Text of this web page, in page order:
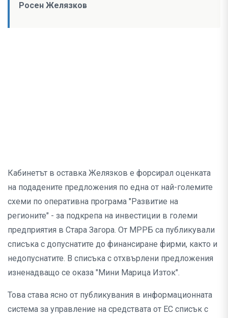
Росен Желязков
Кабинетът в оставка Желязков е форсирал оценката
на подадените предложения по една от най-големите
схеми по оперативна програма "Развитие на
регионите" - за подкрепа на инвестиции в големи
предприятия в Стара Загора. От МРРБ са публикували
списъка с допуснатите до финансиране фирми, както и
недопуснатите. В списъка с отхвърлени предложения
изненадващо се оказа "Мини Марица Изток".
Това става ясно от публикувания в информационната
система за управление на средствата от ЕС списък с